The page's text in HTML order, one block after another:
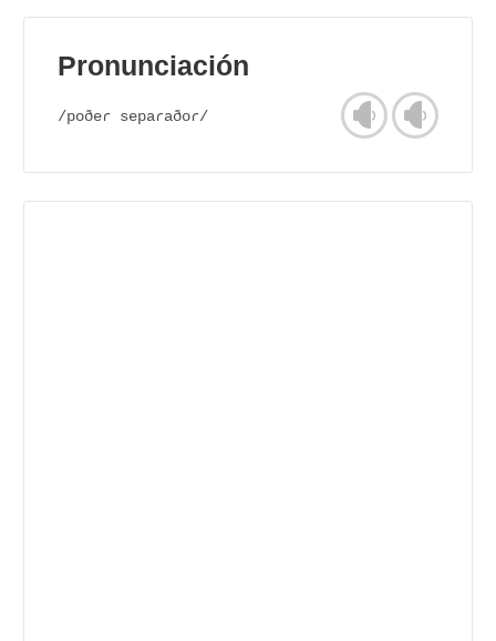
Pronunciación
/poðeɾ sepaɾaðoɾ/